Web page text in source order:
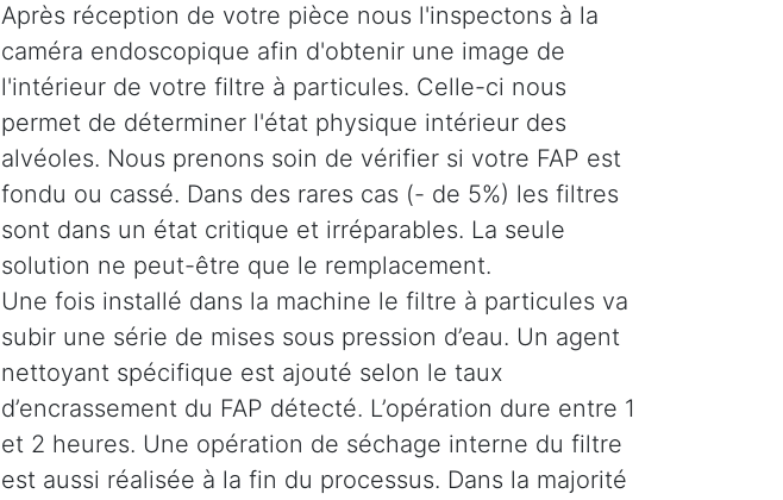
Après réception de votre pièce nous l'inspectons à la
caméra endoscopique afin d'obtenir une image de
l'intérieur de votre filtre à particules. Celle-ci nous
permet de déterminer l'état physique intérieur des
alvéoles. Nous prenons soin de vérifier si votre FAP est
fondu ou cassé. Dans des rares cas (- de 5%) les filtres
sont dans un état critique et irréparables. La seule
solution ne peut-être que le remplacement.
Une fois installé dans la machine le filtre à particules va
subir une série de mises sous pression d’eau. Un agent
nettoyant spécifique est ajouté selon le taux
d’encrassement du FAP détecté. L’opération dure entre 1
et 2 heures. Une opération de séchage interne du filtre
est aussi réalisée à la fin du processus. Dans la majorité